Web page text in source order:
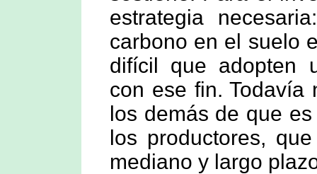
estrategia
carbono en el suelo
difícil que adopten
con ese fin. Todavía
los demás de que
los productores,
mediano y largo